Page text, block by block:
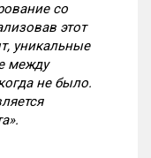
со
этот
уникальные
между
не было.